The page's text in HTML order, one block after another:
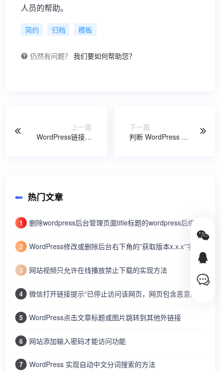
人员的帮助。
简约 归档 模板
仍然有问题？ 我们要如何帮助您？
上一篇
WordPress链接重
下一篇
判断 WordPress 文
热门文章
1 删除wordpress后台管理页面title标题的wordpress后缀
2 WordPress修改或删除后台右下角的”获取版本x.x.x”字样
3 网站视频只允许在线播放禁止下载的实现方法
4
5 WordPress点击文章标题或图片跳转到其他外链接
6 网站添加输入密码才能访问功能
7 WordPress 实现自动中文分词搜索的方法